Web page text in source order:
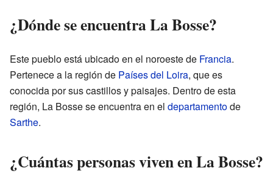
¿Dónde se encuentra La Bosse?
Este pueblo está ubicado en el noroeste de Francia.
Pertenece a la región de Países del Loira, que es
conocida por sus castillos y paisajes. Dentro de esta
región, La Bosse se encuentra en el departamentode
Sarthe.
¿Cuántas personas viven en La Bosse?